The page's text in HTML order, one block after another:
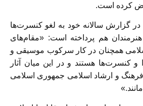
کرده است.
در گزارش سالانه خود به لغو کنسرت‌ها
هم پرداخته است: «مقام‌های
همچنان در کار سرکوب موسیقی و
کنسرت‌ها هستند و در این میان آثار
و ارشاد اسلامی جمهوری اسلامی